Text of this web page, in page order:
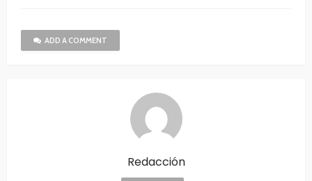
ADD A COMMENT
Redacción